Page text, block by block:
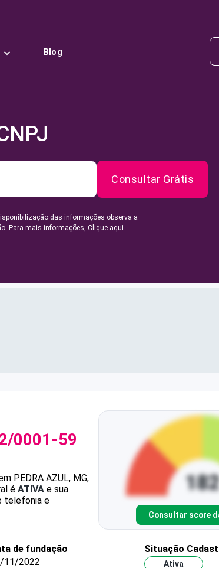
Blog
Consultar Grátis
das informações observa a
Para mais informações, Clique aqui.
0001-59
PEDRA AZUL, MG,
é ATIVA e sua
telefonia e
Consultar score
de fundação
11/2022
Situação
Ativa